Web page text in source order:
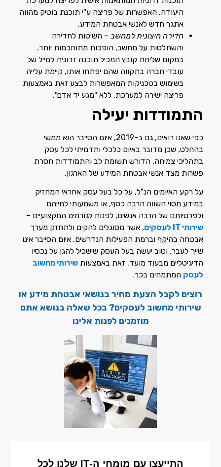
היעודה. האפשרות של פריצה ע"י תוכנת בוטיק מהווה
אתגר חדש לאנשי אבטחת המידע.
חדירה חיצונית למחשב– השיטות לחדירה
והשתלטות על מחשב, הופכות מתוחכמות יותר.
במקום שליחת קובץ המכיל תוכנה זדונית למייל של
עובדי חברה בתקווה שהם יפתחו אותו, קיימת עלייה
בשימוש בטכניקות המאפשרות לבצע זאת באמצעות
פריצה ישירה למערכת, ללא "מגע יד אדם".
התמודדות יעילה
כפי שאנו רואים, גם ב-2019, איום הסייבר הוא ממשי
בהחלט, שכן מדובר באיום כלכלי ותדמיתי לכל עסק
בתהליכי צמיחה, הדורש תשומת לב והתמודדות חסרת
פשרות מצד אנשי אבטחת המידע של הארגון.
על רקע האיומים הנ"ל, על כל בעל עסק אחראי המחזיק
במידע חסוי השווה הרבה כסף, או משמעותי לחייהם
ולפרטיותם של הרבה אנשים, לפנות לגורמים המקצועיים –
שירותי
לעסקים, אשר מסוגלים להקים ולתחזק מערך
אבטחה בהיקף וברמת הפעילות הנדרשים. איום הסייבר אינו
שייך לעבר, וטוב יעשה בעל העסק שישכיל להגן על נכסיו
הדיגיטליים מבעוד מועד. זאת באמצעות שירותי מחשוב
לעסק המתמחים בכך.
רוצים לקבל הצעת מחיר בנושאי אבטחת מידע או
שירותי מחשוב לעסקים? בכל שאלה בנושא אתם
מוזמנים לפנות אלינו
התייעצו עם מומחי ה-IT שלנו לכל